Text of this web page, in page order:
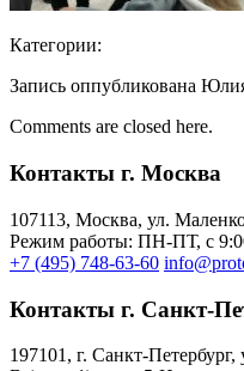
Категории:
Запись оппубликована
Comments are closed here.
Контакты г. Москва
107113, Moсква, ул.
Режим работы: ПН-ПТ, с
+7 (495) 748-63-60
Контакты г. Санкт-
197101, г. Санкт-